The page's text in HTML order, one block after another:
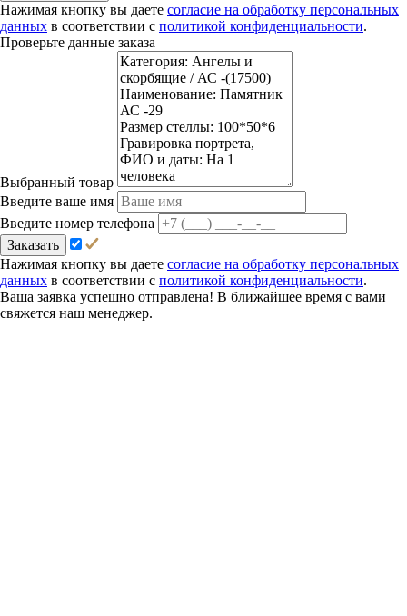
Нажимая кнопку вы даете согласие на обработку персональных
данных в соответствии с политикой конфиденциальности.
Проверьте данные заказа
Выбранный товар
Введите ваше имя
Введите номер телефона
Заказать
Нажимая кнопку вы даете согласие на обработку персональных
данных в соответствии с политикой конфиденциальности.
Ваша заявка успешно отправлена! В ближайшее время с вами
свяжется наш менеджер.